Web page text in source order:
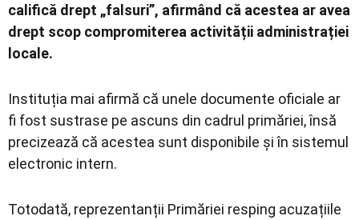
califică drept „falsuri”, afirmând că acestea ar avea
drept scop compromiterea activității administrației
locale.
Instituția mai afirmă că unele documente oficiale ar
fi fost sustrase pe ascuns din cadrul primăriei, însă
precizează că acestea sunt disponibile și în sistemul
electronic intern.
Totodată, reprezentanții Primăriei resping acuzațiile